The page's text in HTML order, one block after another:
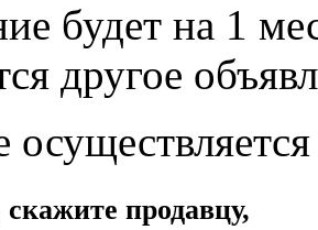
будет на 1
другое
продавцу,